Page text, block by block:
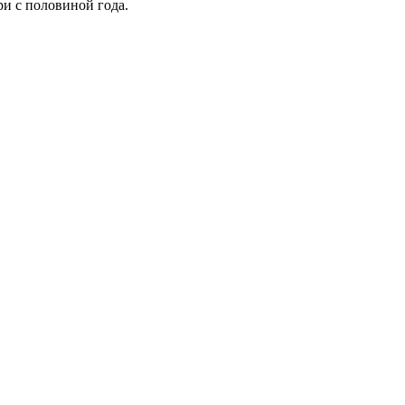
с половиной года.